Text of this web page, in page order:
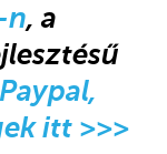
n, a
Paypal,
itt >>>